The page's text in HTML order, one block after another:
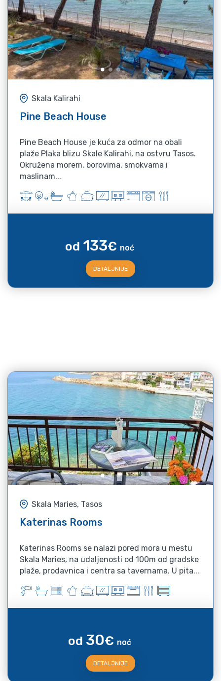
Skala Kalirahi
Pine Beach House
Pine Beach House je kuća za odmor na obali
plaže Plaka blizu Skale Kalirahi, na ostvru Tasos.
Okružena morem, borovima, smokvama i
maslinam...
od 133€ noć
DETALJNIJE
Skala Maries, Tasos
Katerinas Rooms
Katerinas Rooms se nalazi pored mora u mestu
Skala Maries, na udaljenosti od 100m od gradske
plaže, prodavnica i centra sa tavernama. U pita...
od 30€ noć
DETALJNIJE